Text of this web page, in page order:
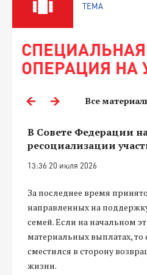
ТЕМА
ОПЕРАЦИЯ НА
Все
В Совете Федерации
ресоциализации
13:36 20 июля 2026
За последнее время
направленных на
семей. Если на начальном
материальных выплатах, то
сместился в сторону
жизни.